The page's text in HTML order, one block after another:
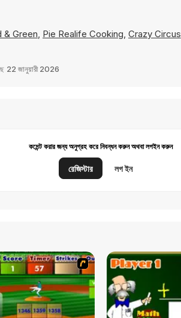
& Green, Pie Realife Cooking, Crazy Circus
22 জানুয়ারী 2026
কমেন্ট করার জন্য অনুগ্রহ করে নিবন্ধন করুন অথবা লগইন করুন
রেজিস্টার লগ ইন